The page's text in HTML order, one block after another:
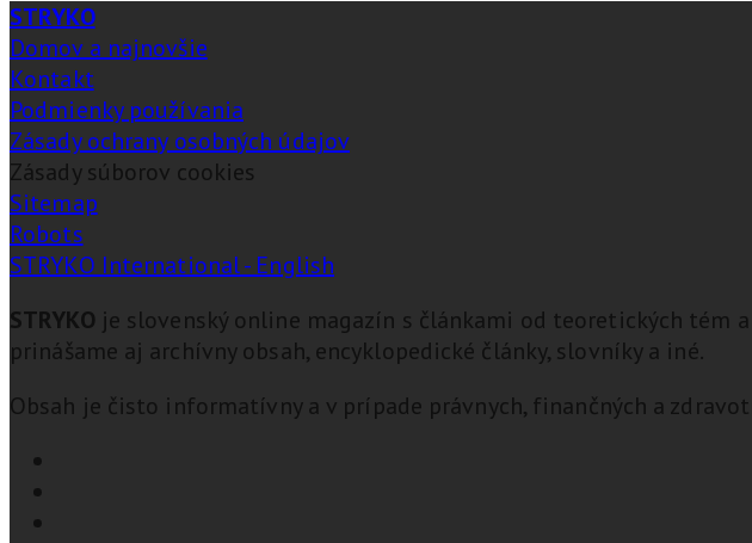
STRYKO
Domov a najnovšie
Kontakt
Podmienky používania
Zásady ochrany osobných údajov
Zásady súborov cookies
Sitemap
Robots
STRYKO International - English
STRYKO je slovenský online magazín s článkami od teoretických tém
prinášame aj archívny obsah, encyklopedické články, slovníky a iné.
Obsah je čisto informatívny a v prípade právnych, finančných a